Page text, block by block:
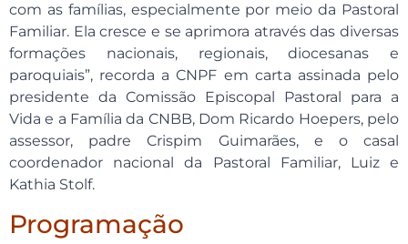
com as famílias, especialmente por meio da Pastoral
Familiar. Ela cresce e se aprimora através das diversas
formações nacionais, regionais, diocesanas e
paroquiais”, recorda a CNPF em carta assinada pelo
presidente da Comissão Episcopal Pastoral para a
Vida e a Família da CNBB, Dom Ricardo Hoepers, pelo
assessor, padre Crispim Guimarães, e o casal
coordenador nacional da Pastoral Familiar, Luiz e
Kathia Stolf.
Programação